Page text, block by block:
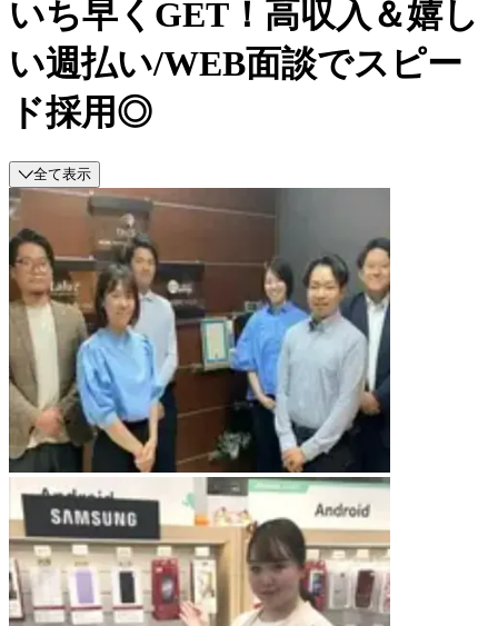
いち早くGET！高収入＆嬉し
い週払い/WEB面談でスピー
ド採用◎
全て表示